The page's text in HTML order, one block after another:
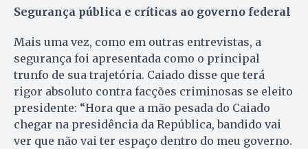
Segurança pública e críticas ao governo federal
Mais uma vez, como em outras entrevistas, a
segurança foi apresentada como o principal
trunfo de sua trajetória. Caiado disse que terá
rigor absoluto contra facções criminosas se eleito
presidente: “Hora que a mão pesada do Caiado
chegar na presidência da República, bandido vai
ver que não vai ter espaço dentro do meu governo.